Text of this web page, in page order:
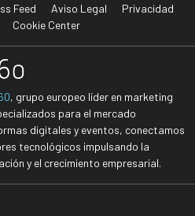
Feed Aviso Legal
Privacidad
Cookie Center
, grupo europeo líder en marketing
para el mercado
digitales y eventos, conectamos
tecnológicos impulsando la
y el crecimiento empresarial.